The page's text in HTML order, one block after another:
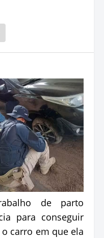
de parto
para conseguir
carro em que ela